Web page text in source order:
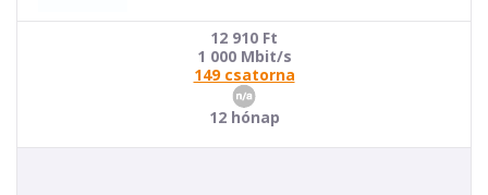
12 910 Ft
1 000 Mbit/s
149 csatorna
12 hónap